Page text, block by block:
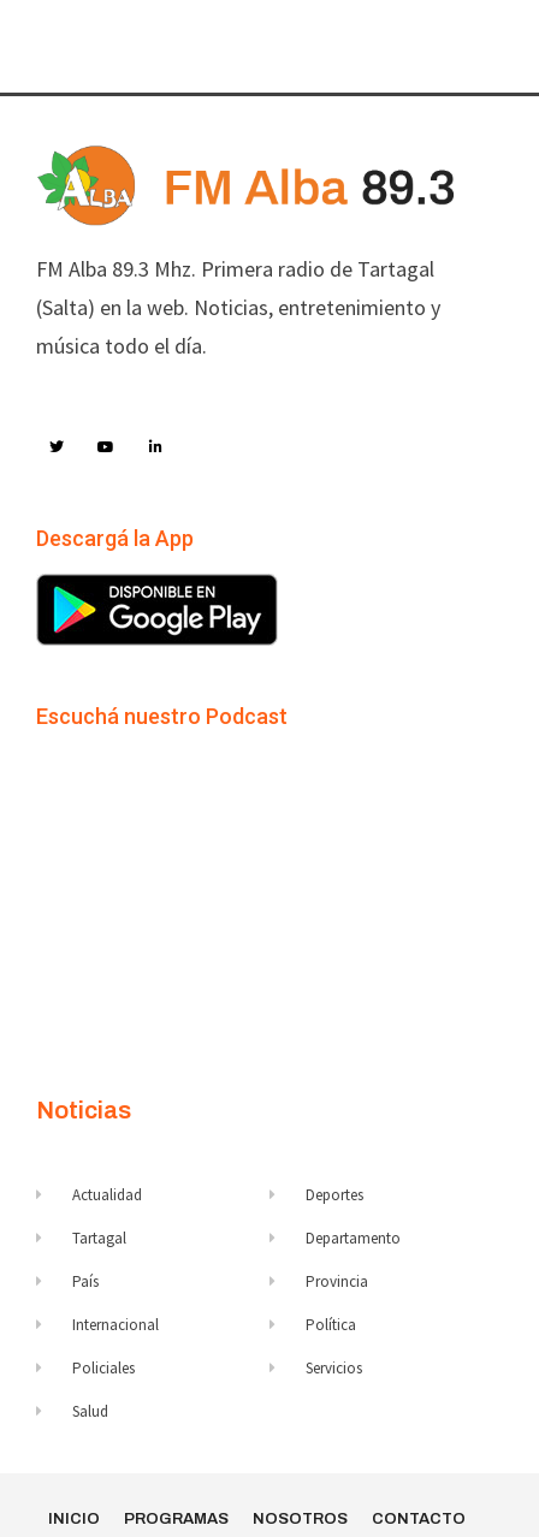
FM Alba 89.3 Mhz. Primera radio de Tartagal
(Salta) en la web. Noticias, entretenimiento y
música todo el día.
Descargá la App
Escuchá nuestro Podcast
Noticias
Actualidad
Tartagal
País
Internacional
Policiales
Salud
Deportes
Departamento
Provincia
Política
Servicios
INICIO PROGRAMAS NOSOTROS CONTACTO